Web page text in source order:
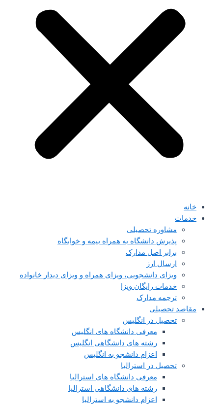
خانه
خدمات
مشاوره تحصیلی
پذیرش دانشگاه به همراه بیمه و خوابگاه
برابر اصل مدارک
ارسال ارز
ویزای دانشجویی، ویزای همراه و ویزای دیدار خانواده
خدمات رایگان ویزا
ترجمه مدارک
مقاصد تحصیلی
تحصیل در انگلیس
معرفی دانشگاه های انگلیس
رشته های دانشگاهی انگلیس
اعزام دانشجو به انگلیس
تحصیل در استرالیا
معرفی دانشگاه های استرالیا
رشته های دانشگاهی استرالیا
اعزام دانشجو به استرالیا